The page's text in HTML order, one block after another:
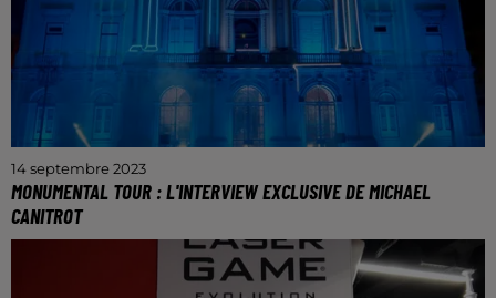
14 septembre 2023
MONUMENTAL TOUR : L'INTERVIEW EXCLUSIVE DE MICHAEL
CANITROT
L'évènement se déroule ce vendredi sur la Place